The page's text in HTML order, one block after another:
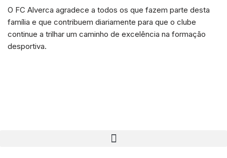
O FC Alverca agradece a todos os que fazem parte desta
família e que contribuem diariamente para que o clube
continue a trilhar um caminho de excelência na formação
desportiva.